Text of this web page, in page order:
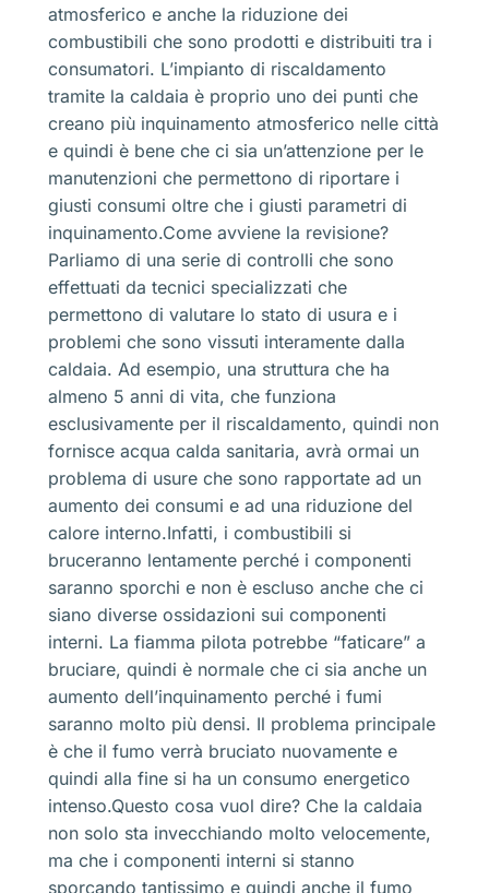
atmosferico e anche la riduzione dei
combustibili che sono prodotti e distribuiti tra i
consumatori. L’impianto di riscaldamento
tramite la caldaia è proprio uno dei punti che
creano più inquinamento atmosferico nelle città
e quindi è bene che ci sia un’attenzione per le
manutenzioni che permettono di riportare i
giusti consumi oltre che i giusti parametri di
inquinamento.Come avviene la revisione?
Parliamo di una serie di controlli che sono
effettuati da tecnici specializzati che
permettono di valutare lo stato di usura e i
problemi che sono vissuti interamente dalla
caldaia. Ad esempio, una struttura che ha
almeno 5 anni di vita, che funziona
esclusivamente per il riscaldamento, quindi non
fornisce acqua calda sanitaria, avrà ormai un
problema di usure che sono rapportate ad un
aumento dei consumi e ad una riduzione del
calore interno.Infatti, i combustibili si
bruceranno lentamente perché i componenti
saranno sporchi e non è escluso anche che ci
siano diverse ossidazioni sui componenti
interni. La fiamma pilota potrebbe “faticare” a
bruciare, quindi è normale che ci sia anche un
aumento dell’inquinamento perché i fumi
saranno molto più densi. Il problema principale
è che il fumo verrà bruciato nuovamente e
quindi alla fine si ha un consumo energetico
intenso.Questo cosa vuol dire? Che la caldaia
non solo sta invecchiando molto velocemente,
ma che i componenti interni si stanno
sporcando tantissimo e quindi anche il fumo